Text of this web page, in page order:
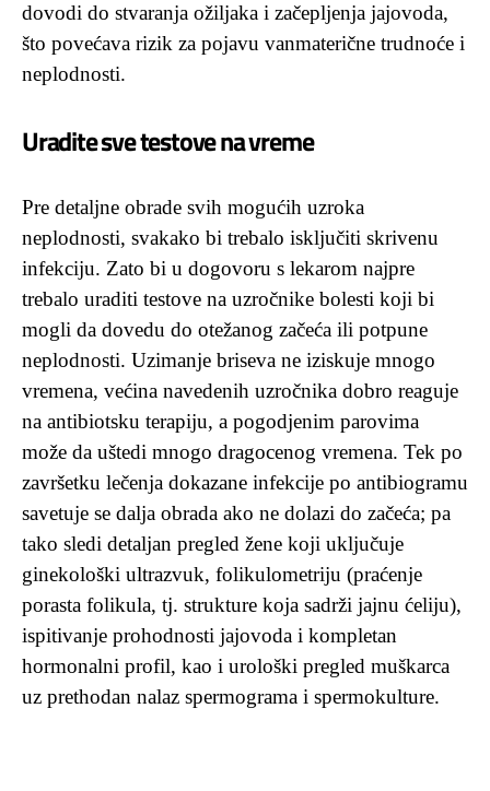
dovodi do stvaranja ožiljaka i začepljenja jajovoda,
što povećava rizik za pojavu vanmaterične trudnoće i
neplodnosti.
Uradite sve testove na vreme
Pre detaljne obrade svih mogućih uzroka
neplodnosti, svakako bi trebalo isključiti skrivenu
infekciju. Zato bi u dogovoru s lekarom najpre
trebalo uraditi testove na uzročnike bolesti koji bi
mogli da dovedu do otežanog začeća ili potpune
neplodnosti. Uzimanje briseva ne iziskuje mnogo
vremena, većina navedenih uzročnika dobro reaguje
na antibiotsku terapiju, a pogodjenim parovima
može da uštedi mnogo dragocenog vremena. Tek po
završetku lečenja dokazane infekcije po antibiogramu
savetuje se dalja obrada ako ne dolazi do začeća; pa
tako sledi detaljan pregled žene koji uključuje
ginekološki ultrazvuk, folikulometriju (praćenje
porasta folikula, tj. strukture koja sadrži jajnu ćeliju),
ispitivanje prohodnosti jajovoda i kompletan
hormonalni profil, kao i urološki pregled muškarca
uz prethodan nalaz spermograma i spermokulture.